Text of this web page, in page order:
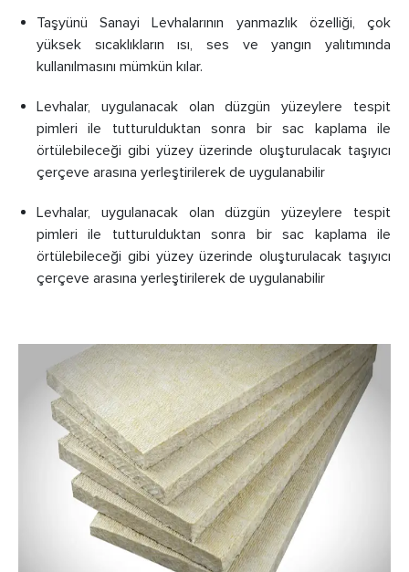
Taşyünü Sanayi Levhalarının yanmazlık özelliği, çok
yüksek sıcaklıkların ısı, ses ve yangın yalıtımında
kullanılmasını mümkün kılar.
Levhalar, uygulanacak olan düzgün yüzeylere tespit
pimleri ile tutturulduktan sonra bir sac kaplama ile
örtülebileceği gibi yüzey üzerinde oluşturulacak taşıyıcı
çerçeve arasına yerleştirilerek de uygulanabilir
Levhalar, uygulanacak olan düzgün yüzeylere tespit
pimleri ile tutturulduktan sonra bir sac kaplama ile
örtülebileceği gibi yüzey üzerinde oluşturulacak taşıyıcı
çerçeve arasına yerleştirilerek de uygulanabilir